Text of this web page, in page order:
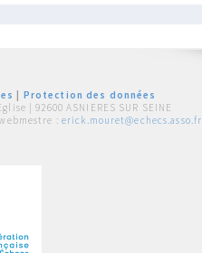
Protection des données
| 92600 ASNIERES SUR SEINE
: erick.mouret@echecs.asso.fr